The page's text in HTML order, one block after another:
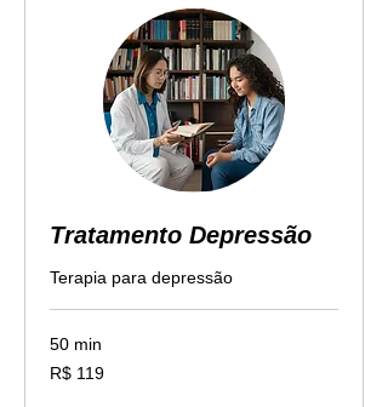
Tratamento Depressão
Terapia para depressão
50 min
119
Reais
R$ 119